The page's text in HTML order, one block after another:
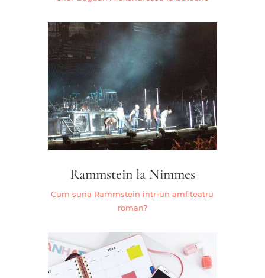
Rammstein la Nimmes
Cum suna Rammstein intr-un amfiteatru
roman?